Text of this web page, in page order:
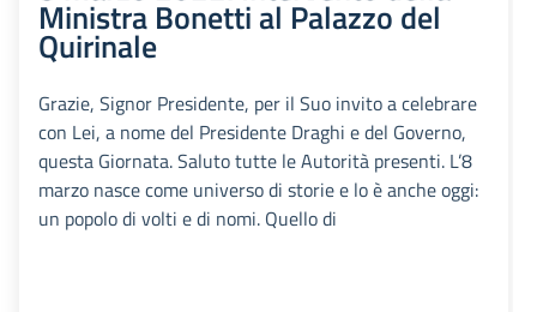
Ministra Bonetti al Palazzo del
Quirinale
Grazie, Signor Presidente, per il Suo invito a celebrare
con Lei, a nome del Presidente Draghi e del Governo,
questa Giornata. Saluto tutte le Autorità presenti. L’8
marzo nasce come universo di storie e lo è anche oggi:
un popolo di volti e di nomi. Quello di